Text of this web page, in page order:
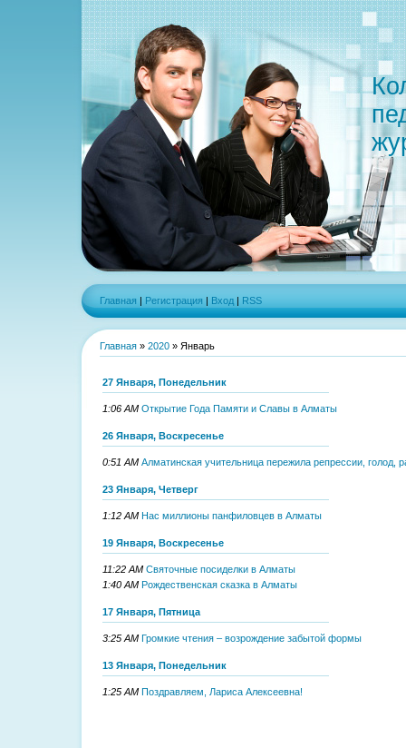
Главная | Регистрация | Вход | RSS
Главная » 2020 » Январь
27 Января, Понедельник
1:06 AM Открытие Года Памяти и Славы в Алматы
26 Января, Воскресенье
0:51 AM Алматинская учительница пережила репрессии, голод,
23 Января, Четверг
1:12 AM Нас миллионы панфиловцев в Алматы
19 Января, Воскресенье
11:22 AM Святочные посиделки в Алматы
1:40 AM Рождественская сказка в Алматы
17 Января, Пятница
3:25 AM Громкие чтения – возрождение забытой формы
13 Января, Понедельник
1:25 AM Поздравляем, Лариса Алексеевна!